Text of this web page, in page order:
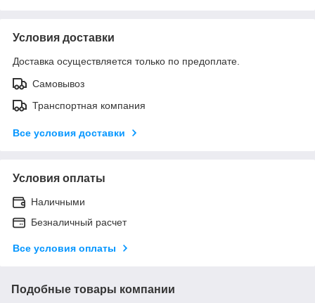
Условия доставки
Доставка осуществляется только по предоплате.
Самовывоз
Транспортная компания
Все условия доставки
Условия оплаты
Наличными
Безналичный расчет
Все условия оплаты
Подобные товары компании